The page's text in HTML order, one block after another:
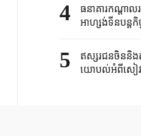
4
ធនាគារកណ្តា
អាហ្សង់ទីនបន្តកិច្
រូបិយប័ណ្ណទៅវិ
5
ឥស្សរជនចិននិងត
យោបល់អំពីសៀវ